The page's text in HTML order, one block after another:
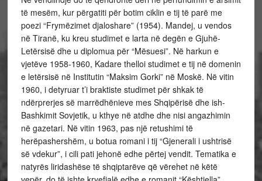
të mesëm, kur përgatiti për botim ciklin e tij të parë me
poezi “Frymëzimet djaloshare” (1954). Mandej, u vendos
në Tiranë, ku kreu studimet e larta në degën e Gjuhë-
Letërsisë dhe u diplomua për “Mësuesi”. Në harkun e
vjetëve 1958-1960, Kadare thelloi studimet e tij në domenin
e letërsisë në Institutin “Maksim Gorki” në Moskë. Në vitin
1960, i detyruar t’i braktiste studimet për shkak të
ndërprerjes së marrëdhënieve mes Shqipërisë dhe ish-
Bashkimit Sovjetik, u kthye në atdhe dhe nisi angazhimin
në gazetari. Në vitin 1963, pas një retushimi të
herëpashershëm, u botua romani i tij “Gjenerali i ushtrisë
së vdekur”, i cili pati jehonë edhe përtej vendit. Tematika e
natyrës liridashëse të shqiptarëve që vërehet në këtë